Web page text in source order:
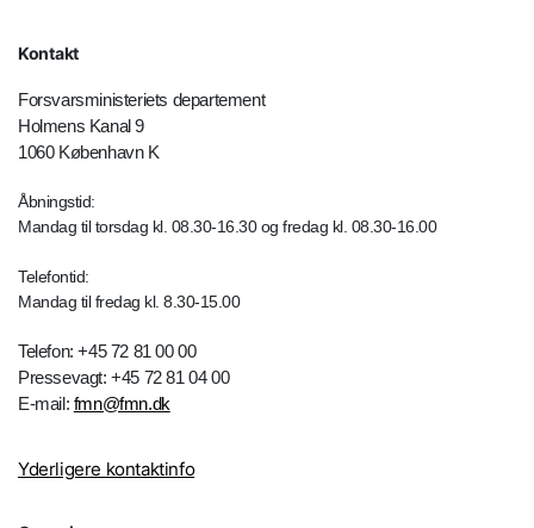
Kontakt
Forsvarsministeriets departement
Holmens Kanal 9
1060 København K
Åbningstid:
Mandag til torsdag kl. 08.30-16.30 og fredag kl. 08.30-16.00
Telefontid:
Mandag til fredag kl. 8.30-15.00
Telefon: +45 72 81 00 00
Pressevagt: +45 72 81 04 00
E-mail: fmn@fmn.dk
Yderligere kontaktinfo